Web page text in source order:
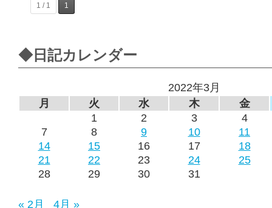
1 / 1 1
◆日記カレンダー
2022年3月
月
火 水 木
金
1
2 3
4
7
8 9 10
11
14
15 16 17
18
21
22 23 24
25
28
29 30 31
« 2月 4月 »